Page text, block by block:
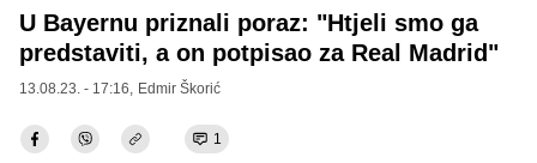
U Bayernu priznali poraz: "Htjeli smo ga
predstaviti, a on potpisao za Real Madrid"
13.08.23. - 17:16, Edmir Škorić
1